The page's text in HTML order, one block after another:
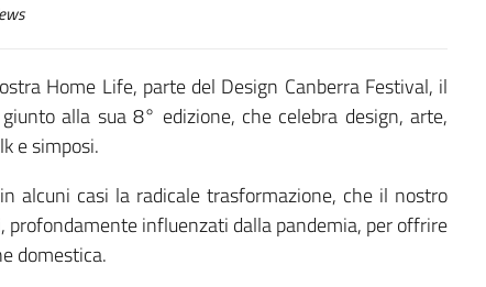
Home Life, parte del Design Canberra Festival, il
alla sua 8° edizione, che celebra design, arte,
e simposi.
alcuni casi la radicale trasformazione, che il nostro
influenzati dalla pandemia, per offrire
domestica.